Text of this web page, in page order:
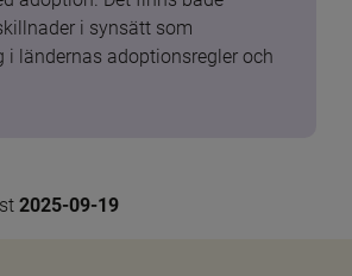
i synsätt som
i ländernas adoptionsregler och
2025-09-19